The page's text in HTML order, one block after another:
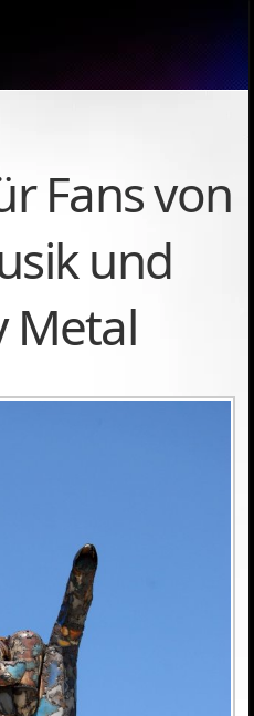
Fans von
und
Metal